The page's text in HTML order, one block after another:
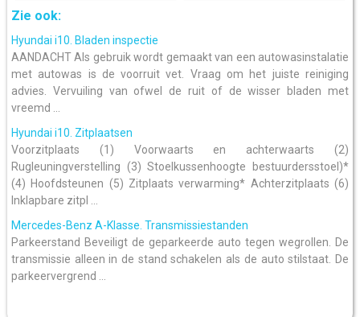
Zie ook:
Hyundai i10. Bladen inspectie
AANDACHT Als gebruik wordt gemaakt van een autowasinstalatie
met autowas is de voorruit vet. Vraag om het juiste reiniging
advies. Vervuiling van ofwel de ruit of de wisser bladen met
vreemd ...
Hyundai i10. Zitplaatsen
Voorzitplaats (1) Voorwaarts en achterwaarts (2)
Rugleuningverstelling (3) Stoelkussenhoogte bestuurdersstoel)*
(4) Hoofdsteunen (5) Zitplaats verwarming* Achterzitplaats (6)
Inklapbare zitpl ...
Mercedes-Benz A-Klasse. Transmissiestanden
Parkeerstand Beveiligt de geparkeerde auto tegen wegrollen. De
transmissie alleen in de stand schakelen als de auto stilstaat. De
parkeervergrend ...